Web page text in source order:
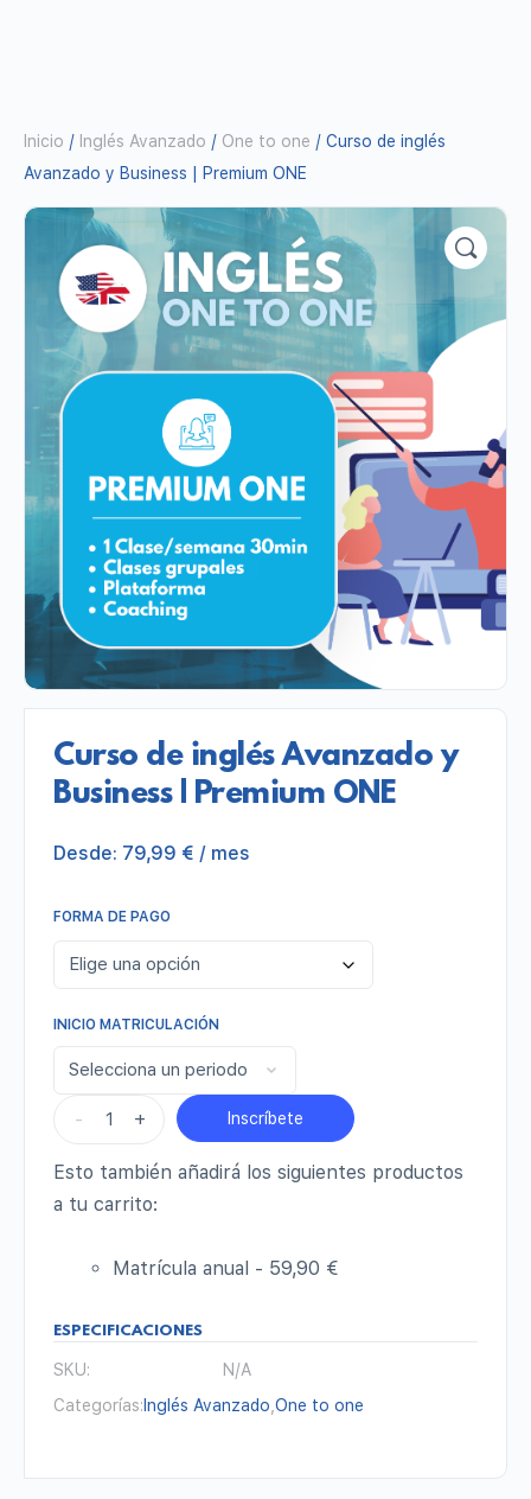
Inicio / Inglés Avanzado / One to one / Curso de inglés
Avanzado y Business | Premium ONE
Curso de inglés Avanzado y
Business | Premium ONE
Desde: 79,99 € / mes
FORMA DE PAGO
INICIO MATRICULACIÓN
- + Inscríbete
Esto también añadirá los siguientes productos
a tu carrito:
Matrícula anual - 59,90 €
ESPECIFICACIONES
SKU:
N/A
Categorías:Inglés Avanzado One to one